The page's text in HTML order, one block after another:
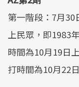
第一階段：7月30
上民眾，即1983
時間為10月19日
打時間為10月22